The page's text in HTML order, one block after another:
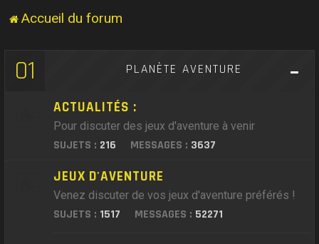
Accueil du forum
01 PLANÈTE AVENTURE
ACTUALITÉS :
Pour discuter des jeux d'aventure à venir
SUJETS : 216 MESSAGES : 3637
JEUX D'AVENTURE
Venez discuter de vos jeux d'aventure préférés !
SUJETS : 1517 MESSAGES : 52271